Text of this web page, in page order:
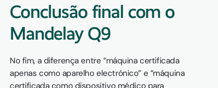
Conclusão final com o
Mandelay Q9
No fim, a diferença entre “máquina certificada
apenas como aparelho electrónico” e “máquina
certificada como dispositivo médico para